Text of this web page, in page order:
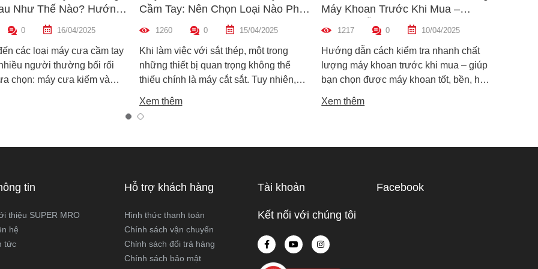
Như Thế Nào? Hướng
Máy Phù Hợp
0 16/04/2025
các loại máy cưa cầm tay
người thường bối rối
chọn: máy cưa kiếm và
việc cắt gỗ, sắt, nhựa và
như thế nào? Loại nào sẽ
công việc của bạn hơn?
Cầm Tay: Nên Chọn Loại Nào Phù
Hợp Nhất?
1260 0 15/04/2025
Khi làm việc với sắt thép, một trong
những thiết bị quan trọng không thể
thiếu chính là máy cắt sắt. Tuy nhiên,
biến là máy cắt sắt để bàn và máy cắt
sắt cầm tay, khiến nhiều người phân vân
và tư vấn chọn lựa loại máy phù hợp
nhất với nhu cầu sử dụng thực tế.
Xem thêm
Máy Khoan Trước Khi Mua –
Hướng Dẫn Chi Tiết Cho Người
1217 0 10/04/2025
Hướng dẫn cách kiểm tra nhanh chất
lượng máy khoan trước khi mua – giúp
bạn chọn được máy khoan tốt, bền, hoạt
chất lượng.
Xem thêm
tin
thiệu SUPER MRO
hệ
tức
Hỗ trợ khách hàng
Hình thức thanh toán
Chính sách vận chuyển
Chỉnh sách đổi trả hàng
Chính sách bảo mật
Tài khoản
Kết nối với chúng tôi
Facebook